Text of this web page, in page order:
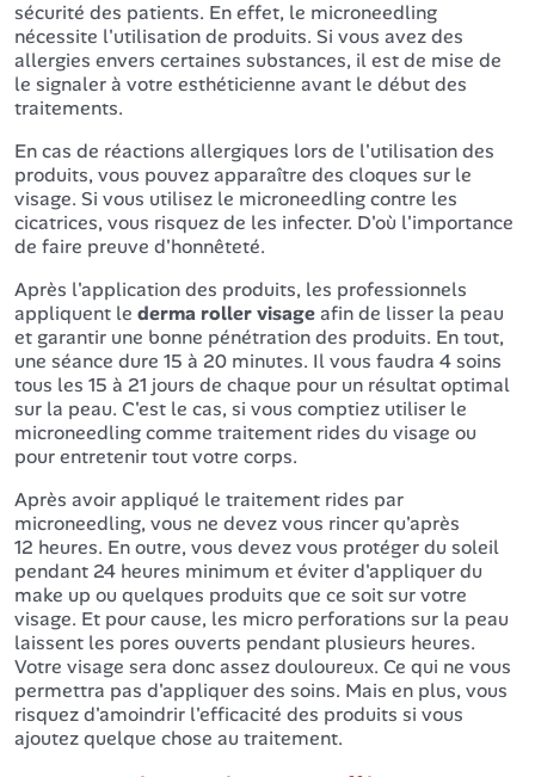
sécurité des patients. En effet, le microneedling
nécessite l'utilisation de produits. Si vous avez des
allergies envers certaines substances, il est de mise de
le signaler à votre esthéticienne avant le début des
traitements.
En cas de réactions allergiques lors de l'utilisation des
produits, vous pouvez apparaître des cloques sur le
visage. Si vous utilisez le microneedling contre les
cicatrices, vous risquez de les infecter. D'où l'importance
de faire preuve d'honnêteté.
Après l'application des produits, les professionnels
appliquent le derma roller visageafin de lisser la peau
et garantir une bonne pénétration des produits. En tout,
une séance dure 15 à 20 minutes. Il vous faudra 4 soins
tous les 15 à 21 jours de chaque pour un résultat optimal
sur la peau. C'est le cas, si vous comptiez utiliser le
microneedling comme traitement rides du visage ou
pour entretenir tout votre corps.
Après avoir appliqué le traitement rides par
microneedling, vous ne devez vous rincer qu'après
12 heures. En outre, vous devez vous protéger du soleil
pendant 24 heures minimum et éviter d'appliquer du
make up ou quelques produits que ce soit sur votre
visage. Et pour cause, les micro perforations sur la peau
laissent les pores ouverts pendant plusieurs heures.
Votre visage sera donc assez douloureux. Ce qui ne vous
permettra pas d'appliquer des soins. Mais en plus, vous
risquez d'amoindrir l'efficacité des produits si vous
ajoutez quelque chose au traitement.